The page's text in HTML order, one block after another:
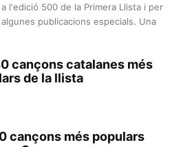
l'edició 500 de la Primera Llista i per
publicacions especials. Una
cançons catalanes més
de la llista
cançons més populars